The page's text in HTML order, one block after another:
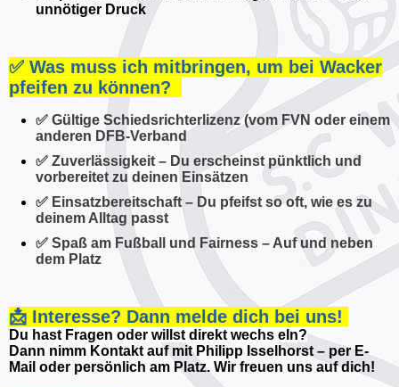
unnötiger Druck
✅ Was muss ich mitbringen, um bei Wacker
pfeifen zu können?
✅ Gültige Schiedsrichterlizenz (vom FVN oder einem
anderen DFB-Verband
✅ Zuverlässigkeit – Du erscheinst pünktlich und
vorbereitet zu deinen Einsätzen
✅ Einsatzbereitschaft – Du pfeifst so oft, wie es zu
deinem Alltag passt
✅ Spaß am Fußball und Fairness – Auf und neben
dem Platz
📩 Interesse? Dann melde dich bei uns!
Du hast Fragen oder willst direkt wechs eln?
Dann nimm Kontakt auf mit Philipp Isselhorst – per E-
Mail oder persönlich am Platz. Wir freuen uns auf dich!